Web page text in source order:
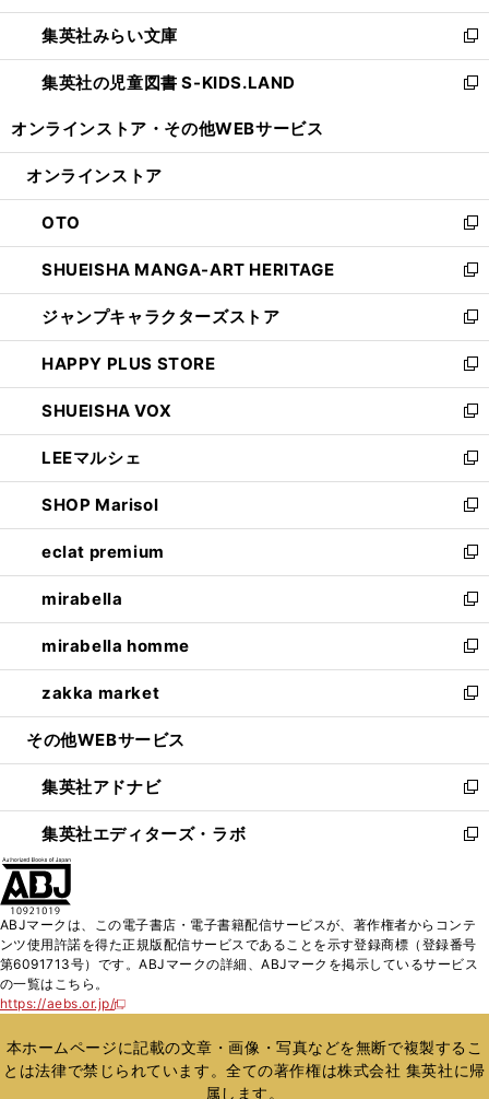
開
く
ウ
で
開
く
ン
ド
ウ
で
ウ
ィ
ン
ド
開
集英社みらい文庫
新
し
い
ン
ウ
で
開
く
集英社の児童図書 S-KIDS.LAND
新
ウ
ン
ド
ウ
で
開
く
オンラインストア・ その他WEBサービス
オンラインストア
OTO
新
し
い
ウ
ィ
ン
ド
ウ
で
開
く
SHUEISHA MANGA-ART HERITAGE
新
し
い
ウ
ィ
ン
ド
ウ
で
開
く
ジャンプキャラクターズストア
新
し
い
ウ
ィ
ン
ド
ウ
で
開
く
HAPPY PLUS STORE
新
し
い
ウ
ィ
ン
ド
ウ
で
開
く
SHUEISHA VOX
新
し
い
ウ
ィ
ン
ド
ウ
で
開
く
LEEマルシェ
新
し
い
ウ
ィ
ン
ド
ウ
で
開
く
SHOP Marisol
新
し
い
ウ
ィ
ン
ド
ウ
で
開
eclat premium
新
し
い
ウ
ィ
ン
ド
ウ
開
く
mirabella
新
し
い
ウ
ィ
ン
ウ
で
開
く
mirabella homme
新
し
い
ウ
ン
ド
ウ
で
zakka market
新
し
ウ
ィ
ン
ド
く
その他WEBサービス
集英社アドナビ
新
し
い
ド
ウ
で
集英社エディターズ・ラボ
新
ィ
ン
ド
開
く
ABJマークは、この電子書店・電子書籍配信サービスが、著作権者からコンテ
ンツ使用許諾を得た正規版配信サービスであることを示す登録商標（登録番号
第6091713号）です。ABJマークの詳細、ABJマークを掲示しているサービス
の一覧はこちら。
https://aebs.or.jp/
新
い
ウ
ィ
本ホームページに記載の文章・画像・写真などを無断で複製するこ
とは法律で禁じられています。全ての著作権は株式会社 集英社に帰
属します。